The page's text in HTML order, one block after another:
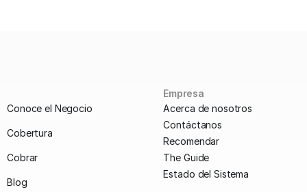
Conoce el Negocio
Cobertura
Cobrar
Blog
Empresa
Acerca de nosotros
Contáctanos
Recomendar
The Guide
Estado del Sistema